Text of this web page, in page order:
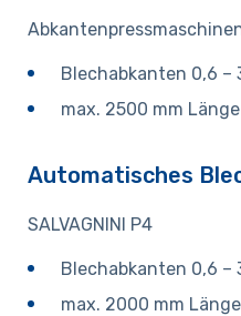
Blechabkanten 0,6 –
max. 2500 mm
Automatisches
SALVAGNINI P4
Blechabkanten 0,6 –
max. 2000 mm